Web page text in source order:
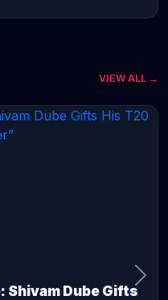
VIEW ALL →
Shivam Dube Gifts